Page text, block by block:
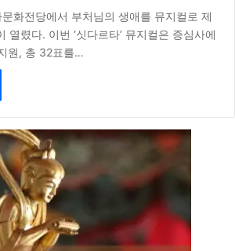
화전당에서 부처님의 생애를 뮤지컬로 제
열렸다. 이번 ‘싯다르타’ 뮤지컬은 증심사에
원, 총 32표를…